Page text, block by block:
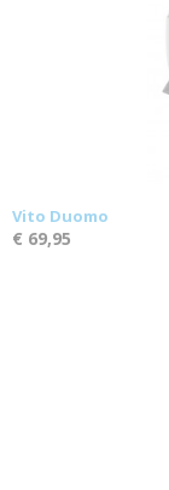
Vito Duomo
€ 69,95